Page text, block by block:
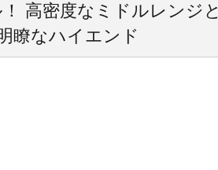
高密度なミドルレンジと
瞭なハイエンド